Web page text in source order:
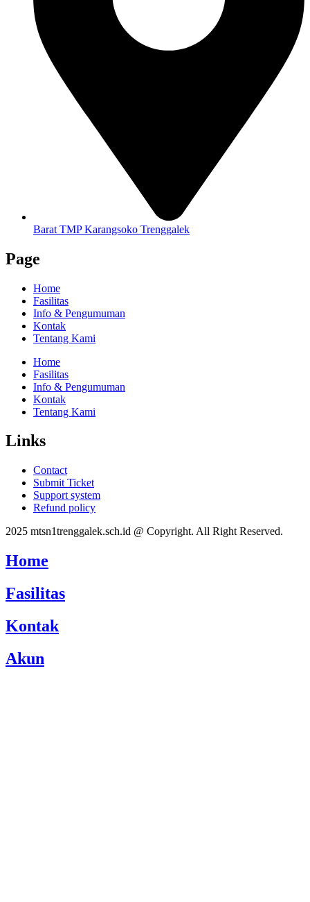
Barat TMP Karangsoko Trenggalek
Page
Home
Fasilitas
Info & Pengumuman
Kontak
Tentang Kami
Home
Fasilitas
Info & Pengumuman
Kontak
Tentang Kami
Links
Contact
Submit Ticket
Support system
Refund policy
2025 mtsn1trenggalek.sch.id @ Copyright. All Right Reserved.
Home
Fasilitas
Kontak
Akun